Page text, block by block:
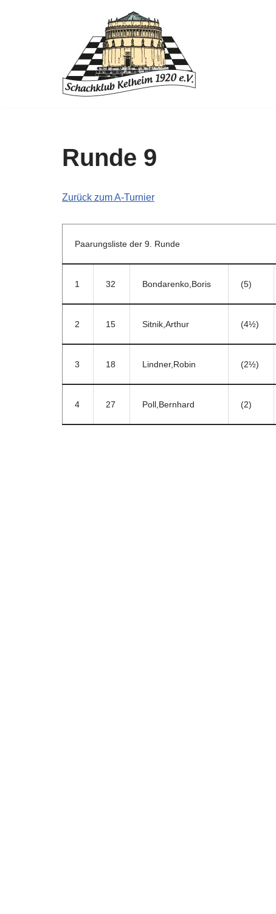
Runde 9
Zurück zum A-Turnier
Paarungsliste der 9. Runde
1 32 Bondarenko,Boris (5)
2 15 Sitnik,Arthur (4½)
3 18 Lindner,Robin (2½)
4 27 Poll,Bernhard (2)